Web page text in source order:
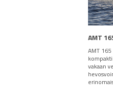
AMT
AMT
vakaan